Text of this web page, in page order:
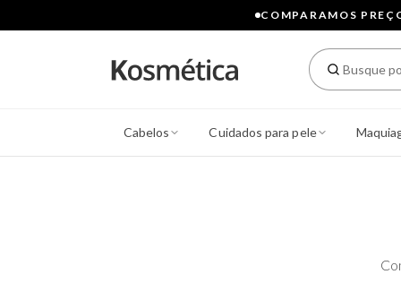
COMPARAMOS
Cabelos Cuidados para pele